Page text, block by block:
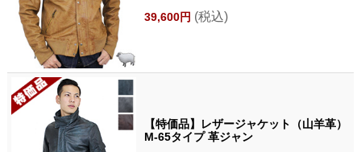
39,600円 (税込)
【特価品】レザージャケット（山羊革）
M-65タイプ 革ジャン